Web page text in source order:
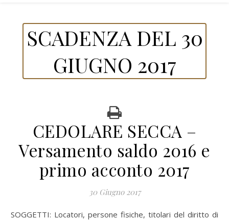
SCADENZA DEL 30
GIUGNO 2017
CEDOLARE SECCA –
Versamento saldo 2016 e
primo acconto 2017
30 Giugno 2017
SOGGETTI: Locatori, persone fisiche, titolari del diritto di